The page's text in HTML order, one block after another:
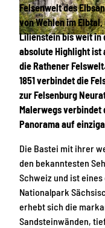
© Dennis Stratmann, TMGS |CC-
Felsenwelt des
von Wehlen im
Lilienstein bis weit in
absolute Highlight ist
die Rathener
1851 verbindet die
zur Felsenburg
Malerwegs verbindet
Panorama auf
Die Bastei mit ihrer
den bekanntesten
Schweiz und ist
Nationalpark
erhebt sich die
Sandsteinwänden,